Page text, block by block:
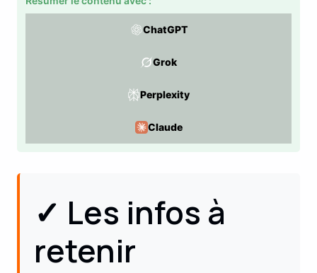
ChatGPT
Grok
Perplexity
Claude
✓ Les infos à
retenir